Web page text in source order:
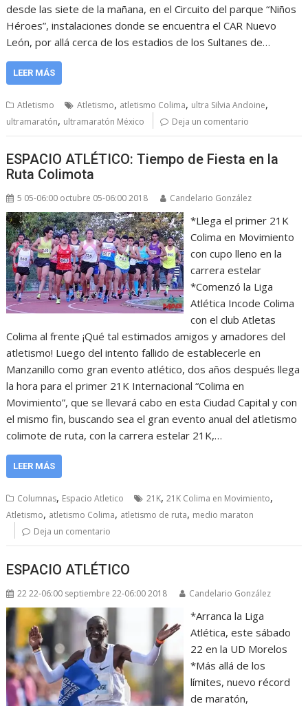
desde las siete de la mañana, en el Circuito del parque “Niños
Héroes”, instalaciones donde se encuentra el CAR Nuevo
León, por allá cerca de los estadios de los Sultanes de…
LEER MÁS
Atletismo Atletismo, atletismo Colima, ultra Silvia Andoine,
ultramaratón, ultramaratón México Deja un comentario
ESPACIO ATLÉTICO: Tiempo de Fiesta en la
Ruta Colimota
5 05-06:00 octubre 05-06:00 2018 Candelario González
*Llega el primer 21K
Colima en Movimiento
con cupo lleno en la
carrera estelar
*Comenzó la Liga
Atlética Incode Colima
con el club Atletas
Colima al frente ¡Qué tal estimados amigos y amadores del
atletismo! Luego del intento fallido de establecerle en
Manzanillo como gran evento atlético, dos años después llega
la hora para el primer 21K Internacional “Colima en
Movimiento”, que se llevará cabo en esta Ciudad Capital y con
el mismo fin, buscando sea el gran evento anual del atletismo
colimote de ruta, con la carrera estelar 21K,…
LEER MÁS
Columnas, Espacio Atletico 21K,21K Colima en Movimiento,
Atletismo, atletismo Colima, atletismo de ruta, medio maraton
Deja un comentario
ESPACIO ATLÉTICO
22 22-06:00 septiembre 22-06:00 2018 Candelario González
*Arranca la Liga
Atlética, este sábado
22 en la UD Morelos
*Más allá de los
límites, nuevo récord
de maratón,